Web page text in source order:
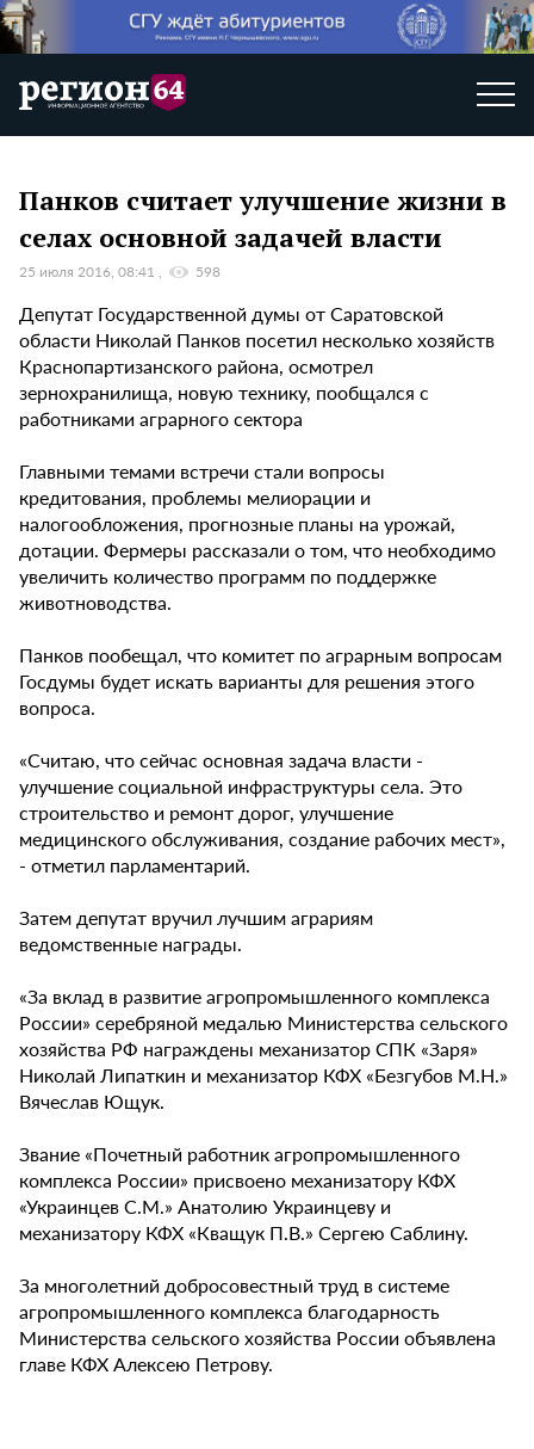
Панков считает улучшение жизни в
селах основной задачей власти
25 июля 2016, 08:41 598
Депутат Государственной думы от Саратовской
области Николай Панков посетил несколько хозяйств
Краснопартизанского района, осмотрел
зернохранилища, новую технику, пообщался с
работниками аграрного сектора
Главными темами встречи стали вопросы
кредитования, проблемы мелиорации и
налогообложения, прогнозные планы на урожай,
дотации. Фермеры рассказали о том, что необходимо
увеличить количество программ по поддержке
животноводства.
Панков пообещал, что комитет по аграрным вопросам
Госдумы будет искать варианты для решения этого
вопроса.
«Считаю, что сейчас основная задача власти -
улучшение социальной инфраструктуры села. Это
строительство и ремонт дорог, улучшение
медицинского обслуживания, создание рабочих мест»,
- отметил парламентарий.
Затем депутат вручил лучшим аграриям
ведомственные награды.
«За вклад в развитие агропромышленного комплекса
России» серебряной медалью Министерства сельского
хозяйства РФ награждены механизатор СПК «Заря»
Николай Липаткин и механизатор КФХ «Безгубов М.Н.»
Вячеслав Ющук.
Звание «Почетный работник агропромышленного
комплекса России» присвоено механизатору КФХ
«Украинцев С.М.» Анатолию Украинцеву и
механизатору КФХ «Кващук П.В.» Сергею Саблину.
За многолетний добросовестный труд в системе
агропромышленного комплекса благодарность
Министерства сельского хозяйства России объявлена
главе КФХ Алексею Петрову.